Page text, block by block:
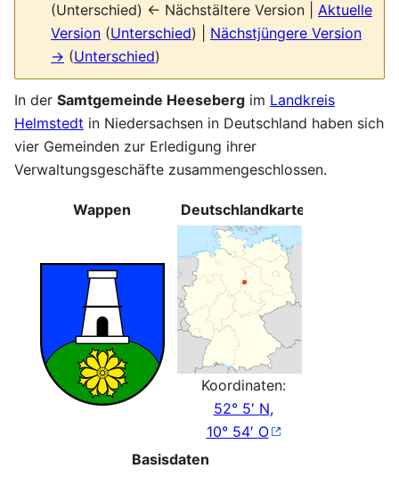
(Unterschied) ← Nächstältere Version | Aktuelle
Version (Unterschied) | Nächstjüngere Version
→ (Unterschied)
In der Samtgemeinde Heeseberg im Landkreis
Helmstedt in Niedersachsen in Deutschland haben sich
vier Gemeinden zur Erledigung ihrer
Verwaltungsgeschäfte zusammengeschlossen.
Wappen Deutschlandkarte
Koordinaten:
52° 5′ N,
10° 54′ O
Basisdaten